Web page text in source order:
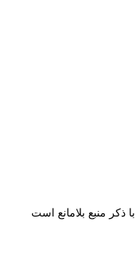
با ذکر منبع بلامانع است